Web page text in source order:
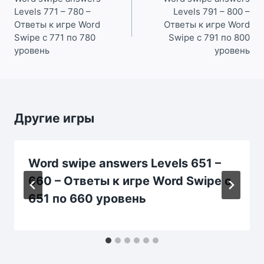
записям
Levels 771 – 780 –
Ответы к игре Word
Swipe с 771 по 780
уровень
Levels 791 – 800 –
Ответы к игре Word
Swipe с 791 по 800
уровень
Другие игры
Word swipe answers Levels 651 –
660 – Ответы к игре Word Swipe с
651 по 660 уровень